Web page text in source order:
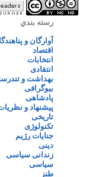
رسته بندي
آوارگان و
اقتصاد
انتخابات
انتقادی
بهداشت و
بیوگرافی
پادشاهی
پیشنهاد و
تاریخی
تکنولوژی
جنایات رژیم
دینی
زندانی سیاسی
سیاسی
طنز